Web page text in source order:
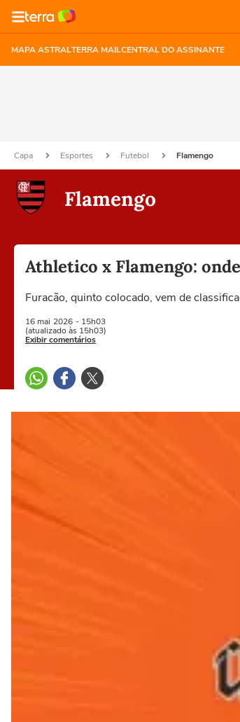
MAPA ASTRALTERRA MAILCENTRAL DO ASSINANTE
Capa Esportes Futebol Flamengo
Flamengo
Athletico x Flamengo:
Furacão, quinto colocado, vem de
16 mai 2026 - 15h03
(atualizado às 15h03)
Exibir comentários